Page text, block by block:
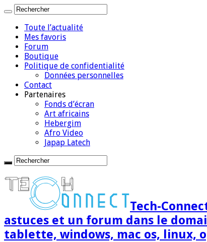
Toute l’actualité
Mes favoris
Forum
Boutique
Politique de confidentialité
Données personnelles
Contact
Partenaires
Fonds d’écran
Art africains
Hebergim
Afro Video
Japap Latech
Tech-
astuces et un forum dans le
tablette, windows, mac os, linux,